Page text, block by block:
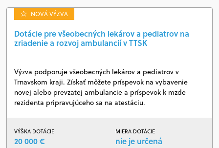
NOVÁ VÝZVA
Dotácie pre všeobecných lekárov a pediatrov na
zriadenie a rozvoj ambulancií v TTSK
Výzva podporuje všeobecných lekárov a pediatrov v
Trnavskom kraji. Získať môžete príspevok na vybavenie
novej alebo prevzatej ambulancie a príspevok k mzde
rezidenta pripravujúceho sa na atestáciu.
VÝŠKA DOTÁCIE
20 000 €
MIERA DOTÁCIE
nie je určená